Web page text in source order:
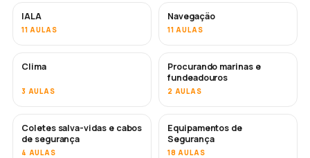
IALA
11 AULAS
Navegação
11 AULAS
Clima
3 AULAS
Procurando marinas e
fundeadouros
2 AULAS
Coletes salva-vidas e cabos
de segurança
4 AULAS
Equipamentos de
Segurança
18 AULAS